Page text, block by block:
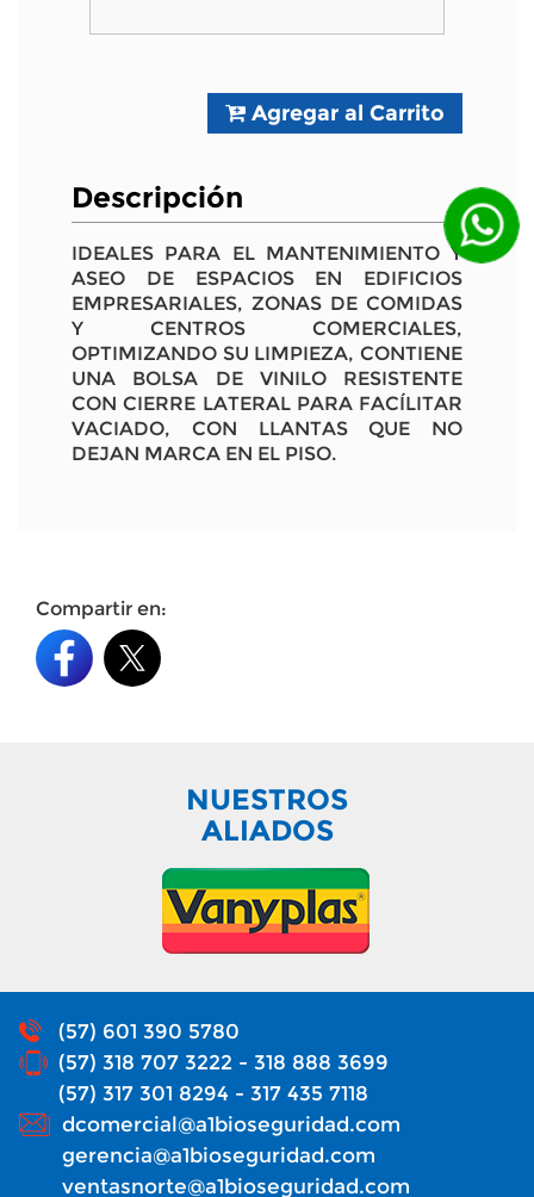
Agregar al Carrito
Descripción
IDEALES PARA EL MANTENIMIENTO Y
ASEO DE ESPACIOS EN EDIFICIOS
EMPRESARIALES, ZONAS DE COMIDAS
Y CENTROS COMERCIALES,
OPTIMIZANDO SU LIMPIEZA, CONTIENE
UNA BOLSA DE VINILO RESISTENTE
CON CIERRE LATERAL PARA FACÍLITAR
VACIADO, CON LLANTAS QUE NO
DEJAN MARCA EN EL PISO.
Compartir en:
NUESTROS
ALIADOS
(57) 601 390 5780
(57) 318 707 3222 - 318 888 3699
(57) 317 301 8294 - 317 435 7118
dcomercial@a1bioseguridad.com
gerencia@a1bioseguridad.com
ventasnorte@a1bioseguridad.com